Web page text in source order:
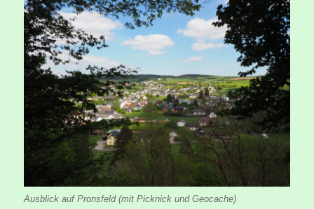
Ausblick auf Pronsfeld (mit Picknick und Geocache)